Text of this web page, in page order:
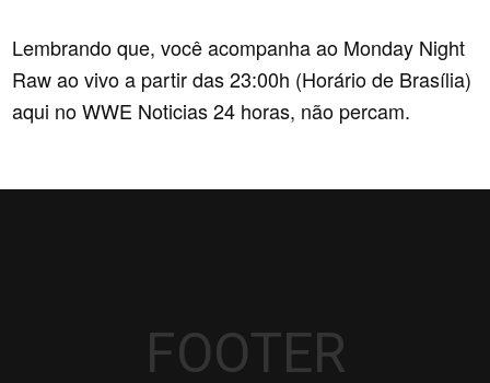
Lembrando que, você acompanha ao Monday Night
Raw ao vivo a partir das 23:00h (Horário de Brasília)
aqui no WWE Noticias 24 horas, não percam.
FOOTER